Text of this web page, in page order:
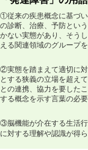
①従来の疾患概念に基づ
の診断、治療、予防とい
かない実態があり、そう
える関連領域のグループ
②実態を踏まえて適切に
とする狭義の立場を超え
との連携、協力を要した
する概念を示す言葉の必要
③脳機能が介在する生活
に対する理解や認識が得